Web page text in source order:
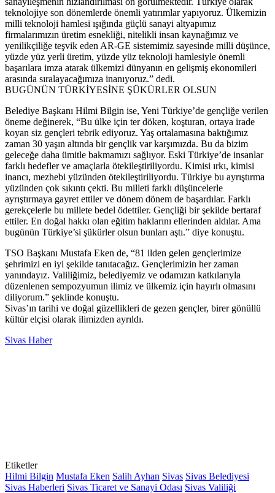
teknolojiye son dönemlerde önemli yatırımlar yapıyoruz. Ülkemizin
milli teknoloji hamlesi ışığında güçlü sanayi altyapımız
firmalarımızın üretim esnekliği, nitelikli insan kaynağımız ve
yenilikçiliğe teşvik eden AR-GE sistemimiz sayesinde milli düşünce,
yüzde yüz yerli üretim, yüzde yüz teknoloji hamlesiyle önemli
başarılara imza atarak ülkemizi dünyanın en gelişmiş ekonomileri
arasında sıralayacağımıza inanıyoruz.” dedi.
BUGÜNÜN TÜRKİYESİNE ŞÜKÜRLER OLSUN
Belediye Başkanı Hilmi Bilgin ise, Yeni Türkiye’de gençliğe verilen
öneme değinerek, “Bu ülke için ter döken, koşturan, ortaya irade
koyan siz gençleri tebrik ediyoruz. Yaş ortalamasına baktığımız
zaman 30 yaşın altında bir gençlik var karşımızda. Bu da bizim
geleceğe daha ümitle bakmamızı sağlıyor. Eski Türkiye’de insanlar
farklı hedefler ve amaçlarla ötekileştiriliyordu. Kimisi ırkı, kimisi
inancı, mezhebi yüzünden ötekileştiriliyordu. Türkiye bu ayrıştırma
yüzünden çok sıkıntı çekti. Bu milleti farklı düşüncelerle
ayrıştırmaya gayret ettiler ve dönem dönem de başardılar. Farklı
gerekçelerle bu millete bedel ödettiler. Gençliği bir şekilde bertaraf
ettiler. En doğal hakkı olan eğitim haklarını ellerinden aldılar. Ama
bugünün Türkiye’si şükürler olsun bunları aştı.” diye konuştu.
TSO Başkanı Mustafa Eken de, “81 ilden gelen gençlerimize
şehrimizi en iyi şekilde tanıtacağız. Gençlerimizin her zaman
yanındayız. Valiliğimiz, belediyemiz ve odamızın katkılarıyla
düzenlenen sempozyumun ilimiz ve ülkemiz için hayırlı olmasını
diliyorum.” şeklinde konuştu.
Sivas’ın tarihi ve doğal güzellikleri de gezen gençler, birer gönüllü
kültür elçisi olarak ilimizden ayrıldı.
Sivas Haber
Etiketler
Hilmi Bilgin Mustafa Eken Salih Ayhan Sivas Sivas Belediyesi
Sivas Haberleri Sivas Ticaret ve Sanayi Odası Sivas Valiliği